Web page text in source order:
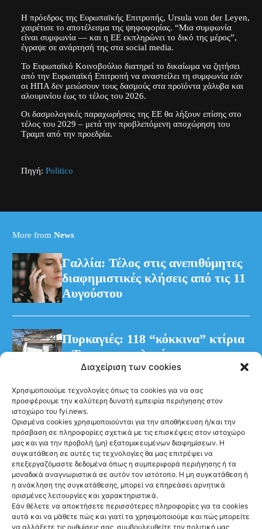
Διαχείριση των cookies
Χρησιμοποιούμε τεχνολογίες όπως τα cookies για να σας
προσφέρουμε την καλύτερη δυνατή εμπειρία περιήγησης στον
ιστοχώρο του fyi.news.
Ορισμένα cookies χρησιμοποιούνται για την αποθήκευση ή/και την
πρόσβαση σε πληροφορίες σχετικά με τις επισκέψεις στον ιστοχώρο
μας και για την προβολή (μη) εξατομικευμένων διαφημίσεων. Η
συγκατάθεση σε αυτές τις τεχνολογίες θα μας επιτρέψει να
επεξεργαζόμαστε δεδομένα όπως η συμπεριφορά περιήγησης ή τα
μοναδικά αναγνωριστικά σε αυτόν τον ιστότοπο. Η μη συγκατάθεση ή
η ανάκληση της συγκατάθεσης, μπορεί να επηρεάσει αρνητικά
ορισμένες λειτουργίες και χαρακτηριστικά.
Εάν θέλετε να αποκτήσετε περισσότερες πληροφορίες για τα cookies
αυτά και να μάθετε πώς και γιατί τα χρησιμοποιούμε και πώς μπορείτε
να αλλάξετε τις ρυθμίσεις σας, συμβουλευθείτε την πολιτική μας
Η πρόεδρος της Ευρωπαϊκής Επιτροπής, Ursula von der Leyen,
χαιρέτισε το αποτέλεσμα της ψηφοφορίας. “Μια συμφωνία
είναι συμφωνία — και η ΕΕ εκπληρώνει το δικό της μέρος”,
έγραψε σε ανάρτησή της στα social media.
Το Ευρωπαϊκό Κοινοβούλιο διατηρεί το δικαίωμα να ζητήσει
από την Ευρωπαϊκή Επιτροπή να αναστείλει τη συμφωνία εάν
οι ΗΠΑ δεν μειώσουν τους δασμούς στα προϊόντα χάλυβα και
αλουμινίου έως το τέλος του 2026.
Οι δασμολογικές παραχωρήσεις της ΕΕ θα λήξουν επίσης στο
τέλος του 2029 – μετά την προβλεπόμενη αποχώρηση του
Τραμπ από την προεδρία.
Πηγή: Politico
More from News
Γαλλία: Τέλος στις ανεπιθύμητες
διαφημιστικές κλήσεις από τις 11
Αυγούστου
Πυρκαγιές: 118 “κόκκινα” κτίρια
– Τρεις προφυλακίσεις για τη
φωτιά στη Βοιωτία
Ακολούθησέ μας
Newsletter